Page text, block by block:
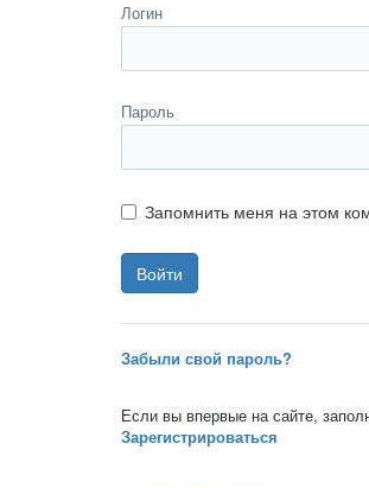
Логин
Пароль
Запомнить меня на этом
Забыли свой пароль?
Если вы впервые на сайте,
Зарегистрироваться